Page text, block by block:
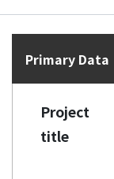
Primary Data
Project
title